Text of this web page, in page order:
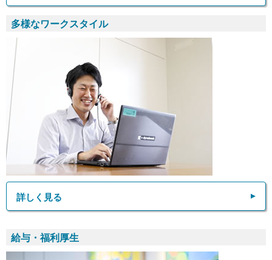
多様なワークスタイル
詳しく見る
給与・福利厚生